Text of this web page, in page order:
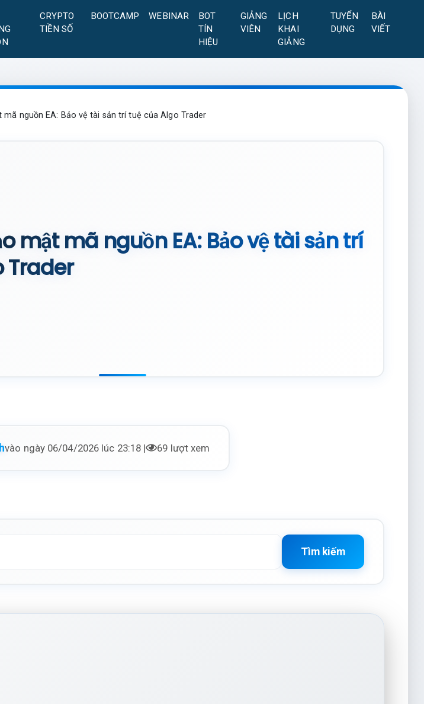
CRYPTO
TIỀN SỐ
BOOTCAMP WEBINAR
BOT
TÍN
HIỆU
GIẢNG
VIÊN
LỊCH
KHAI
GIẢNG
TUYỂN
DỤNG
BÀI
VIẾT
mã nguồn EA: Bảo vệ tài sản trí tuệ của Algo Trader
mật mã nguồn EA: Bảo vệ tài sản trí
Trader
vào ngày 06/04/2026 lúc 23:18 | 69 lượt xem
Tìm kiếm